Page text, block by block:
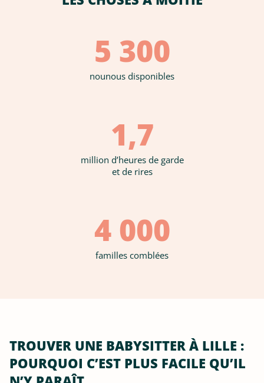
5 300
nounous disponibles
1,7
million d’heures de garde
et de rires
4 000
familles comblées
TROUVER UNE BABYSITTER À LILLE :
POURQUOI C’EST PLUS FACILE QU’IL